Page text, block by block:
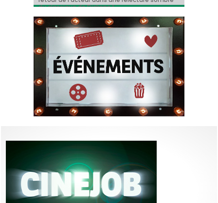
du classique de Dickens !